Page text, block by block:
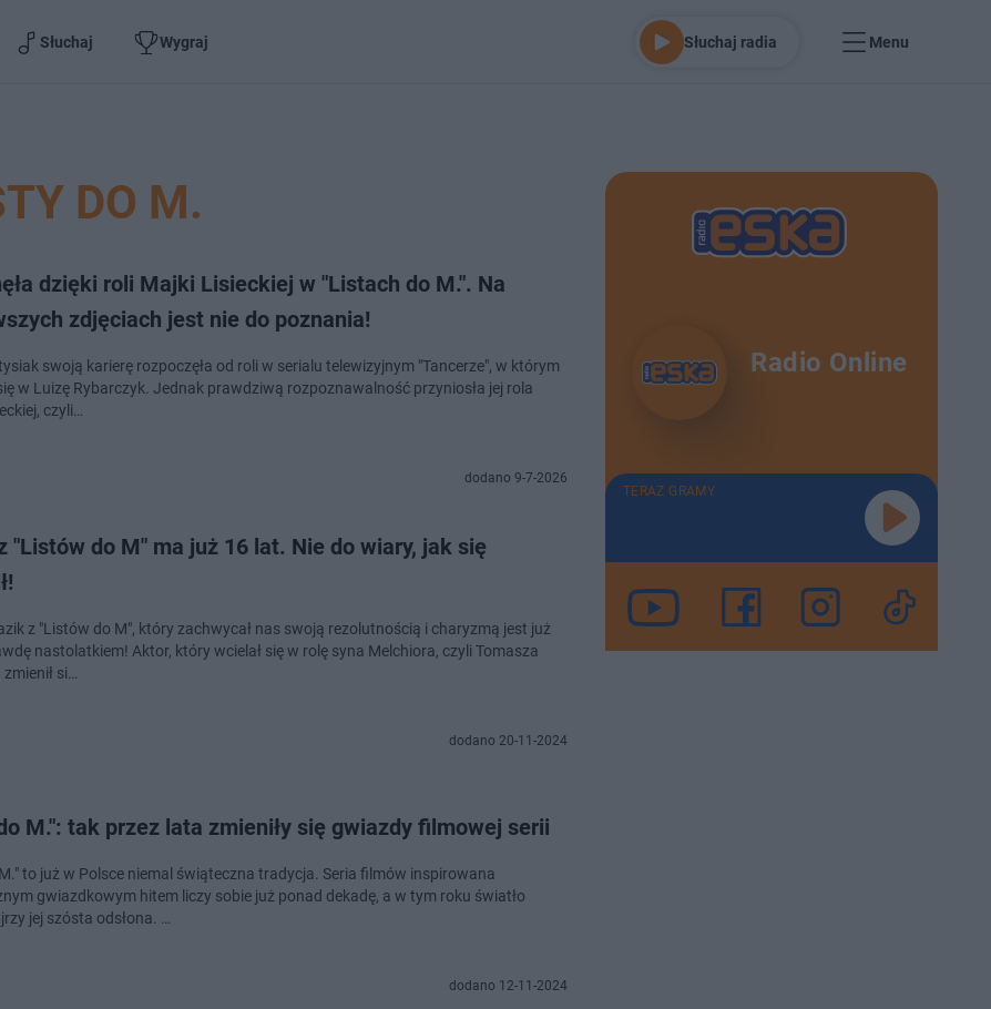
Słuchaj Wygraj Słuchaj radia Menu
DO M.
dzięki roli Majki Lisieckiej w "Listach do M.". Na
zdjęciach jest nie do poznania!
swoją karierę rozpoczęła od roli w serialu telewizyjnym "Tancerze", w którym
w Luizę Rybarczyk. Jednak prawdziwą rozpoznawalność przyniosła jej rola
czyli…
dodano 9-7-2026
"Listów do M" ma już 16 lat. Nie do wiary, jak się
z "Listów do M", który zachwycał nas swoją rezolutnością i charyzmą jest już
nastolatkiem! Aktor, który wcielał się w rolę syna Melchiora, czyli Tomasza
si…
dodano 20-11-2024
M.": tak przez lata zmieniły się gwiazdy filmowej serii
to już w Polsce niemal świąteczna tradycja. Seria filmów inspirowana
gwiazdkowym hitem liczy sobie już ponad dekadę, a w tym roku światło
jej szósta odsłona. …
dodano 12-11-2024
Radio Online
TERAZ GRAMY